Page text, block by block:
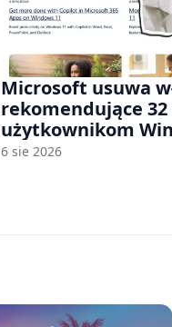
Microsoft usuwa
rekomendujące 32
użytkownikom
nam przy tym
6 sie 2026